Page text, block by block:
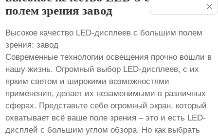
полем зрения завод
Высокое качество LED-дисплеев с большим полем
зрения: завод
Современные технологии освещения прочно вошли в
нашу жизнь. Огромный выбор LED-дисплеев, с их
ярким светом и широкими возможностями
применения, делает их незаменимыми в различных
сферах. Представьте себе огромный экран, который
охватывает всё ваше поле зрения – это и есть LED-
дисплей с большим углом обзора. Но как выбрать